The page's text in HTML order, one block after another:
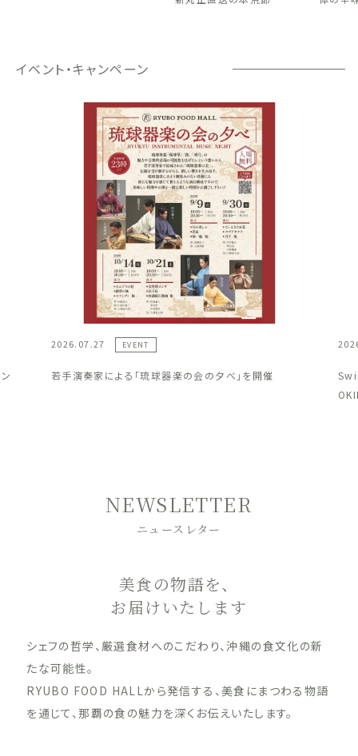
イベント・キャンペーン
2026.07.27 EVENT
若手演奏家による「琉球器楽の会の夕べ」を開催
NEWSLETTER
ニュースレター
美食の物語を、
お届けいたします
シェフの哲学、厳選食材へのこだわり、沖縄の食文化の新
たな可能性。
RYUBO FOOD HALLから発信する、美食にまつわる物語
を通じて、那覇の食の魅力を深くお伝えいたします。